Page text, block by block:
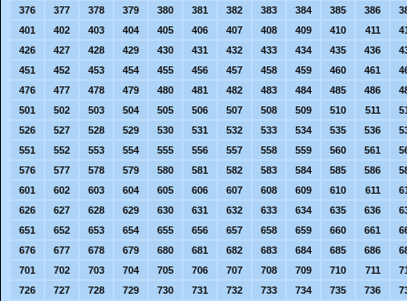
376
377 378 379 380 381 382 383 384 385 386
401
402 403 404 405 406 407 408 409 410 411
426
427 428 429 430 431 432 433 434 435 436
451
452 453 454 455 456 457 458 459 460 461
476
477 478 479 480 481 482 483 484 485 486
501
502 503 504 505 506 507 508 509 510 511
526
527 528 529 530 531 532 533 534 535 536
551
552 553 554 555 556 557 558 559 560 561
576
577 578 579 580 581 582 583 584 585 586
601
602 603 604 605 606 607 608 609 610 611
626
627 628 629 630 631 632 633 634 635 636
651
652 653 654 655 656 657 658 659 660 661
676
677 678 679 680 681 682 683 684 685 686
701
702 703 704 705 706 707 708 709 710 711
726
727 728 729 730 731 732 733 734 735 736